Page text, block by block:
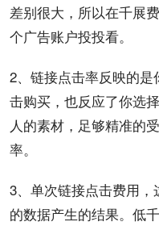
差别很大，所以在千展
个广告账户投投看。
2、链接点击率反映的
击购买，也反应了你选
人的素材，足够精准的
率。
3、单次链接点击费用
的数据产生的结果。低